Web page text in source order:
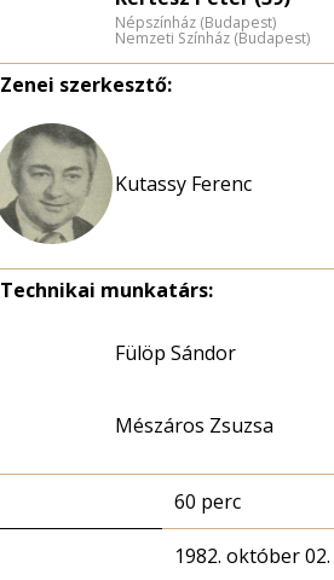
Népszínház (Budapest)
Nemzeti Színház (Budapest)
Zenei szerkesztő:
Kutassy Ferenc
Technikai munkatárs:
Fülöp Sándor
Mészáros Zsuzsa
60 perc
1982. október 02.